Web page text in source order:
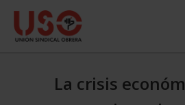
La crisis